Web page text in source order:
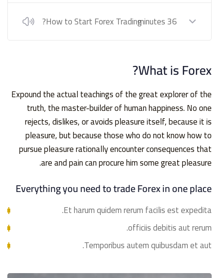
How to Start Forex Trading? 36 minutes
What is Forex?
Expound the actual teachings of the great explorer of the
truth, the master-builder of human happiness. No one
rejects, dislikes, or avoids pleasure itself, because it is
pleasure, but because those who do not know how to
pursue pleasure rationally encounter consequences that
are and pain can procure him some great pleasure.
Everything you need to trade Forex in one place
Et harum quidem rerum facilis est expedita.
officiis debitis aut rerum.
Temporibus autem quibusdam et aut.